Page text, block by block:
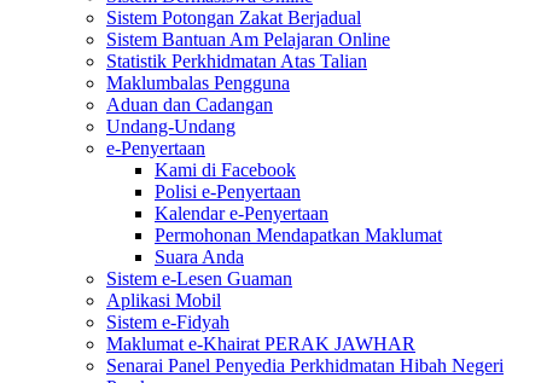
Sistem Potongan Zakat Berjadual
Sistem Bantuan Am Pelajaran Online
Statistik Perkhidmatan Atas Talian
Maklumbalas Pengguna
Aduan dan Cadangan
Undang-Undang
e-Penyertaan
Kami di Facebook
Polisi e-Penyertaan
Kalendar e-Penyertaan
Permohonan Mendapatkan Maklumat
Suara Anda
Sistem e-Lesen Guaman
Aplikasi Mobil
Sistem e-Fidyah
Maklumat e-Khairat PERAK JAWHAR
Senarai Panel Penyedia Perkhidmatan Hibah Negeri